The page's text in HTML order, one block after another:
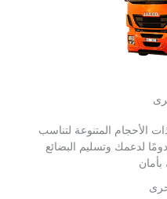
الأحجام المتنوعة لتناسب
لدعمك وتسليم البضائع
بأمان